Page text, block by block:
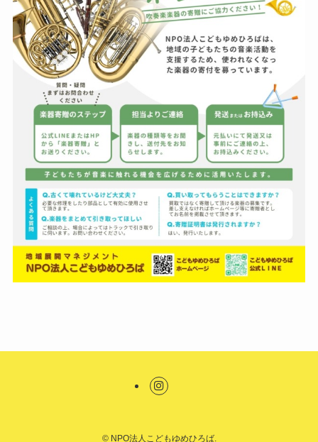
©NPO法人こどもゆめひろば.